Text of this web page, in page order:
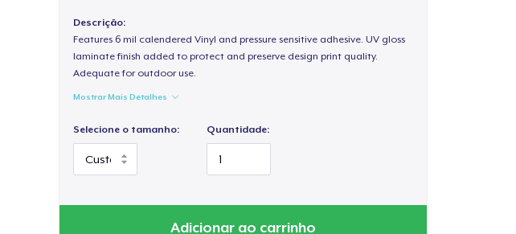
Descrição:
Features 6 mil calendered Vinyl and pressure sensitive adhesive. UV gloss
laminate finish added to protect and preserve design print quality.
Adequate for outdoor use.
Mostrar Mais Detalhes
Selecione o tamanho: Quantidade:
Adicionar ao carrinho